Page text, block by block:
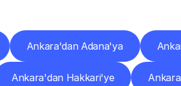
Ankara'dan Adana'ya
Ankara'dan Hakkari'ye